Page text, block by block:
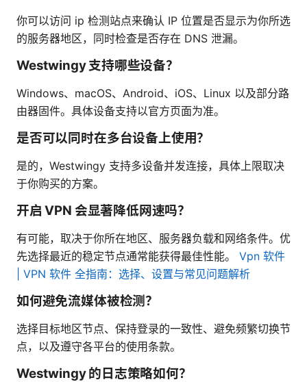
你可以访问 ip 检测站点来确认 IP 位置是否显示为你所选
的服务器地区，同时检查是否存在 DNS 泄漏。
Westwingy 支持哪些设备？
Windows、macOS、Android、iOS、Linux 以及部分路
由器固件。具体设备支持以官方页面为准。
是否可以同时在多台设备上使用？
是的，Westwingy 支持多设备并发连接，具体上限取决
于你购买的方案。
开启 VPN 会显著降低网速吗？
有可能，取决于你所在地区、服务器负载和网络条件。优
先选择最近的稳定节点通常能获得最佳性能。 Vpn 软件
| VPN 软件 全指南：选择、设置与常见问题解析
如何避免流媒体被检测？
选择目标地区节点、保持登录的一致性、避免频繁切换节
点，以及遵守各平台的使用条款。
Westwingy 的日志策略如何？